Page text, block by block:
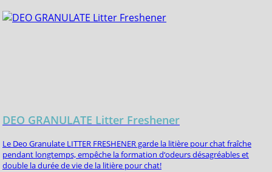
DEO GRANULATE Litter Freshener
Le Deo Granulate LITTER FRESHENER garde la litière pour chat fraîche
pendant longtemps, empêche la formation d‘odeurs désagréables et
double la durée de vie de la litière pour chat!